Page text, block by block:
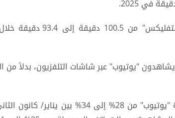
في المقابل، انخفض متوسط المشاهدة على "نتفليكس"
"يوتيوب" عبر شاشات التلفزيون، بدلاً من